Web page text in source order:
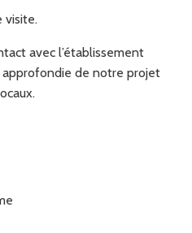
visite.
avec l’établissement
de notre projet